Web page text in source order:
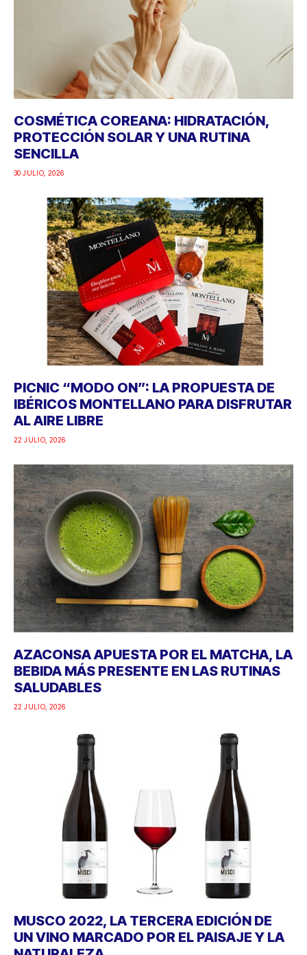
COSMÉTICA COREANA: HIDRATACIÓN,
PROTECCIÓN SOLAR Y UNA RUTINA
SENCILLA
30 JULIO, 2026
PICNIC “MODO ON”: LA PROPUESTA DE
IBÉRICOS MONTELLANO PARA DISFRUTAR
AL AIRE LIBRE
22 JULIO, 2026
AZACONSA APUESTA POR EL MATCHA, LA
BEBIDA MÁS PRESENTE EN LAS RUTINAS
SALUDABLES
22 JULIO, 2026
MUSCO 2022, LA TERCERA EDICIÓN DE
UN VINO MARCADO POR EL PAISAJE Y LA